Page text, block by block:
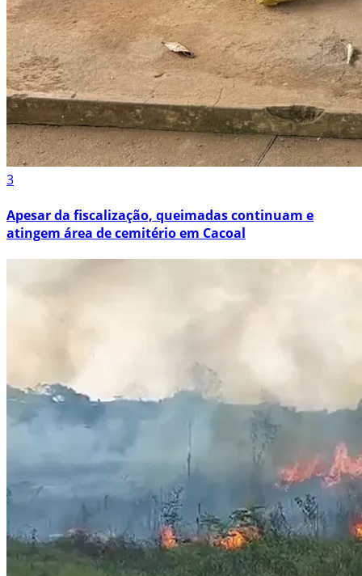
3
Apesar da fiscalização, queimadas continuam e
atingem área de cemitério em Cacoal